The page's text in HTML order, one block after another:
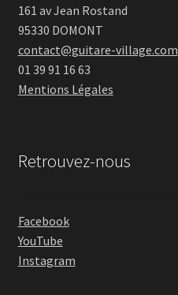
161 av Jean Rostand
95330 DOMONT
contact@guitare-village.com
01 39 91 16 63
Mentions Légales
Retrouvez-nous
Facebook
YouTube
Instagram